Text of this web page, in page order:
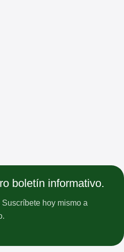
boletín informativo.
hoy mismo a